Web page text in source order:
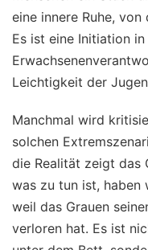
eine innere Ruhe,
Es ist eine Initiation
Leichtigkeit der
Manchmal wird
solchen
die Realität zeigt das
was zu tun ist, haben
weil das Grauen
verloren hat. Es ist